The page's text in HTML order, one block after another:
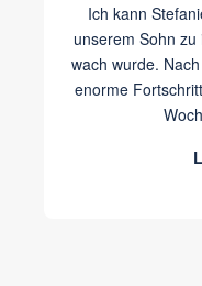
Ich kann
unserem Sohn
wach wurde.
enorme